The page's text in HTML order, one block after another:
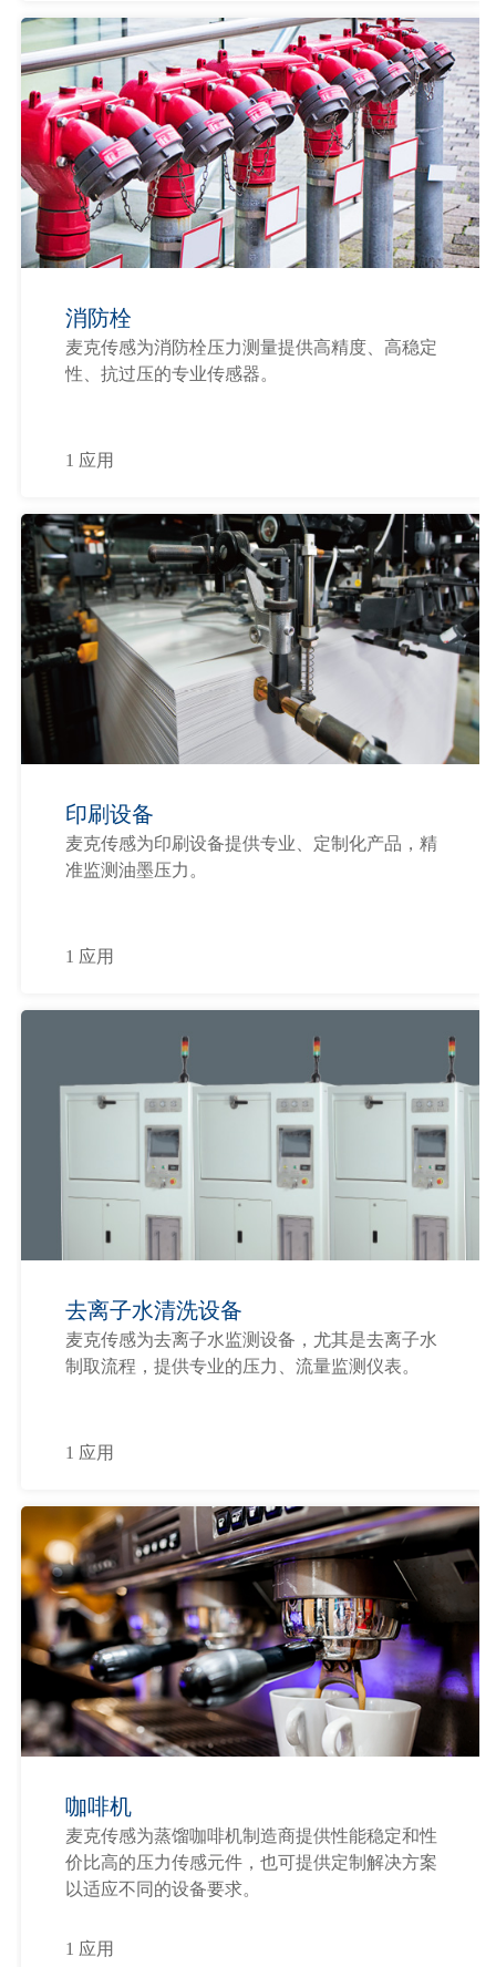
消防栓
麦克传感为消防栓压力测量提供高精度、高稳定
性、抗过压的专业传感器。
1 应用
印刷设备
麦克传感为印刷设备提供专业、定制化产品，精
准监测油墨压力。
1 应用
去离子水清洗设备
麦克传感为去离子水监测设备，尤其是去离子水
制取流程，提供专业的压力、流量监测仪表。
1 应用
咖啡机
麦克传感为蒸馏咖啡机制造商提供性能稳定和性
价比高的压力传感元件，也可提供定制解决方案
以适应不同的设备要求。
1 应用